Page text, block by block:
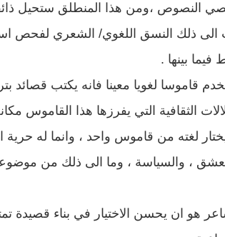
النصوص ،ومن هذا المنطلق ستحيل
الى ذلك النسق اللغوي/ الشعري لفحص
فيما بينها .
قاموسا لغويا معينا فانه يكتب قصائد
الثقافية التي يفرزها هذا القاموس
لغته من قاموس واحد ، وانما له حرية
، والسياسة ، وما الى ذلك من
هو ان يحسن الاختيار في بناء قصيدة